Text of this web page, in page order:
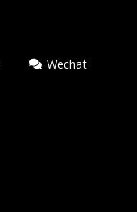
Wechat